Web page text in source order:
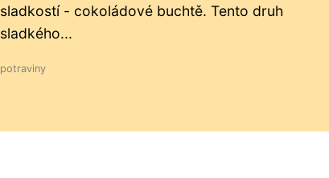
sladkostí - cokoládové buchtě. Tento druh
sladkého...
potraviny